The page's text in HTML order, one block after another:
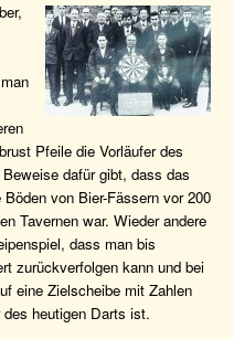
Pfeile die Vorläufer des
dafür gibt, dass das
von Bier-Fässern vor 200
Tavernen war. Wieder andere
dass man bis
zurückverfolgen kann und bei
eine Zielscheibe mit Zahlen
heutigen Darts ist.